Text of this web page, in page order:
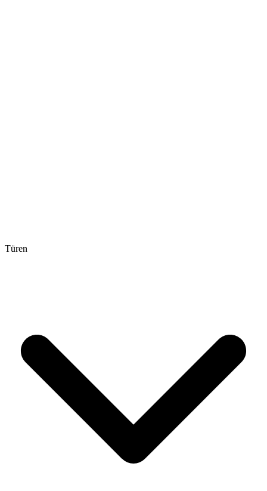
Türen